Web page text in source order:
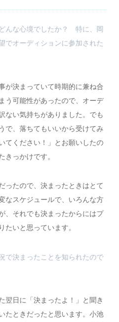
んな心境でしたか？ 特に、岡
でオーディションに参加された
が決まっていて時期的に兼ね合
う可能性があったので、オーデ
ない気持ちがありました。でも
で、落ちてもいいから受けてみ
てください！」とお願いしたの
っかけです。
ったので、決まったときはとて
なスケジュールで、いろんな方
、それでも決まったからにはプ
たいと思っています。
決まったことを知られたので
翌日に「決まったよ！」と聞き
たときだったと思います。小池